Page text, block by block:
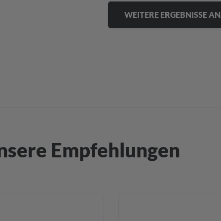
WEITERE ERGEBNISSE
Empfehlungen